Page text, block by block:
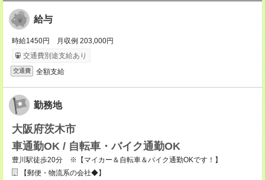
給与
時給1450円 月収例 203,000円
交通費別途支給あり
交通費 全額支給
勤務地
大阪府茨木市
車通勤OK / 自転車・バイク通勤OK
豊川駅徒歩20分 ※【マイカー＆自転車＆バイク通勤OKです！】
【郵便・物流系の会社◆】